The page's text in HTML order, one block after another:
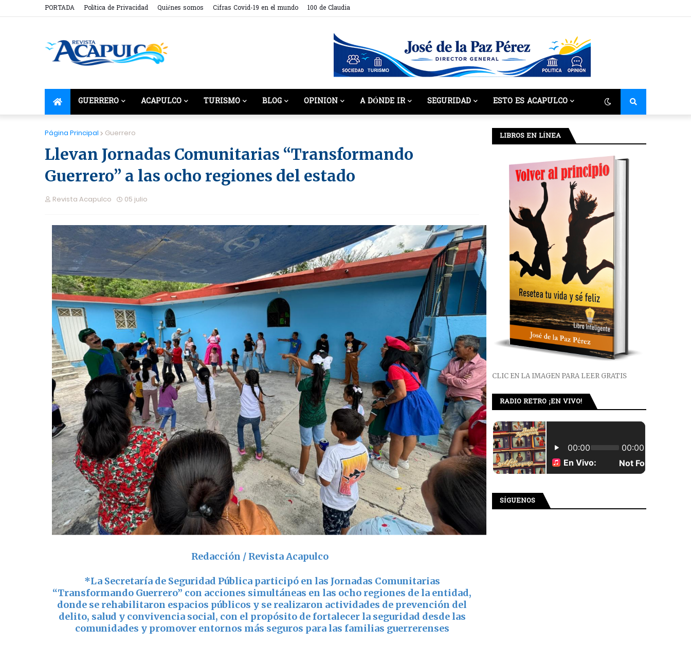
PORTADA Política de Privacidad Quiénes somos Cifras Covid-19 en el mundo 100 de Claudia
GUERRERO ACAPULCO TURISMO BLOG OPINION A DÓNDE IR SEGURIDAD ESTO ES ACAPULCO
Página Principal Guerrero
Llevan Jornadas Comunitarias “Transformando
Guerrero” a las ocho regiones del estado
Revista Acapulco 05 julio
Redacción / Revista Acapulco
*La Secretaría de Seguridad Pública participó en las Jornadas Comunitarias
“Transformando Guerrero” con acciones simultáneas en las ocho regiones de la entidad,
donde se rehabilitaron espacios públicos y se realizaron actividades de prevención del
delito, salud y convivencia social, con el propósito de fortalecer la seguridad desde las
comunidades y promover entornos más seguros para las familias guerrerenses
LIBROS EN LÍNEA
CLIC EN LA IMAGEN PARA LEER GRATIS
RADIO RETRO ¡EN VIVO!
SÍGUENOS